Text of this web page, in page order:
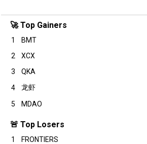
🚀 Top Gainers
1 BMT
2
XCX
3
QKA
4
龙虾
5
MDAO
🚨 Top Losers
1 FRONTIERS